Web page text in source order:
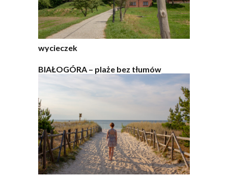
wycieczek
BIAŁOGÓRA – plaże bez tłumów